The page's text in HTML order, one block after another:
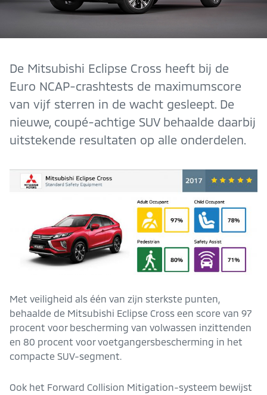
De Mitsubishi Eclipse Cross heeft bij de
Euro NCAP-crashtests de maximumscore
van vijf sterren in de wacht gesleept. De
nieuwe, coupé-achtige SUV behaalde daarbij
uitstekende resultaten op alle onderdelen.
Met veiligheid als één van zijn sterkste punten,
behaalde de Mitsubishi Eclipse Cross een score van 97
procent voor bescherming van volwassen inzittenden
en 80 procent voor voetgangersbescherming in het
compacte SUV-segment.
Ook het Forward Collision Mitigation-systeem bewijst